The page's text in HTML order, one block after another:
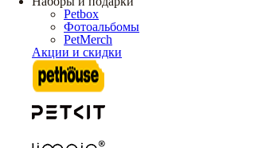
Petbox
Фотоальбомы
PetMerch
Акции и скидки